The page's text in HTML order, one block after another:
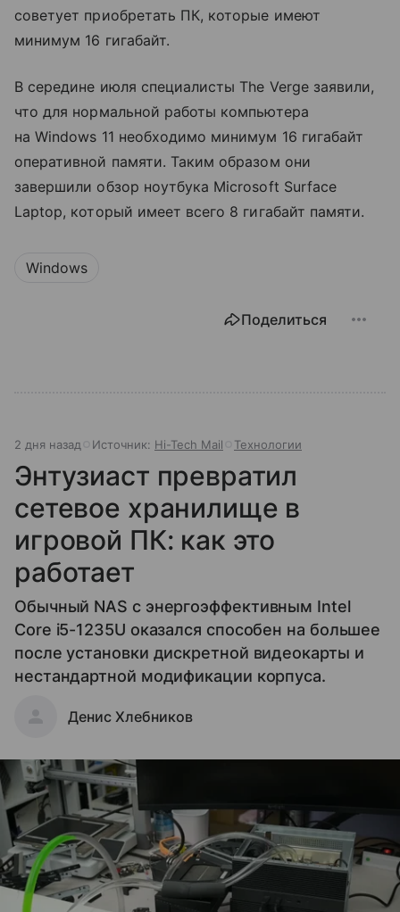
советует приобретать ПК, которые имеют
минимум 16 гигабайт.
В середине июля специалисты The Verge заявили,
что для нормальной работы компьютера
на Windows 11 необходимо минимум 16 гигабайт
оперативной памяти. Таким образом они
завершили обзор ноутбука Microsoft Surface
Laptop, который имеет всего 8 гигабайт памяти.
Windows
Поделиться
2 дня назад Источник: Hi-Tech Mail Технологии
Энтузиаст превратил
сетевое хранилище в
игровой ПК: как это
работает
Обычный NAS с энергоэффективным Intel
Core i5-1235U оказался способен на большее
после установки дискретной видеокарты и
нестандартной модификации корпуса.
Денис Хлебников